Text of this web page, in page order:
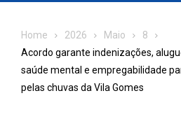
Home 2026 Maio
8
Acordo garante indenizações,
saúde mental e empregabilidade
pelas chuvas da Vila Gomes